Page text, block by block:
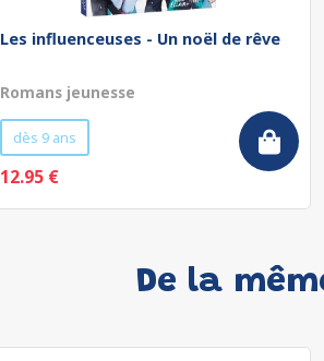
Les influenceuses - Un noël de rêve
Romans jeunesse
dès 9 ans
12.95 €
De la